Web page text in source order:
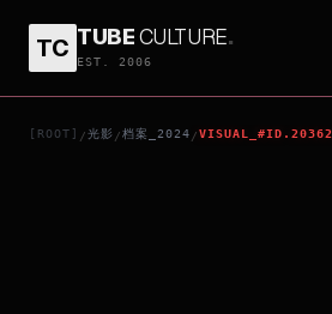
TC TUBECULTURE.
EST. 2006
[ROOT] /光影 /档案_2024 /VISUAL_#ID.20362
TEN MINUTES